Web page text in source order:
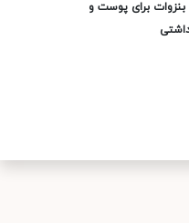
برای پوست و